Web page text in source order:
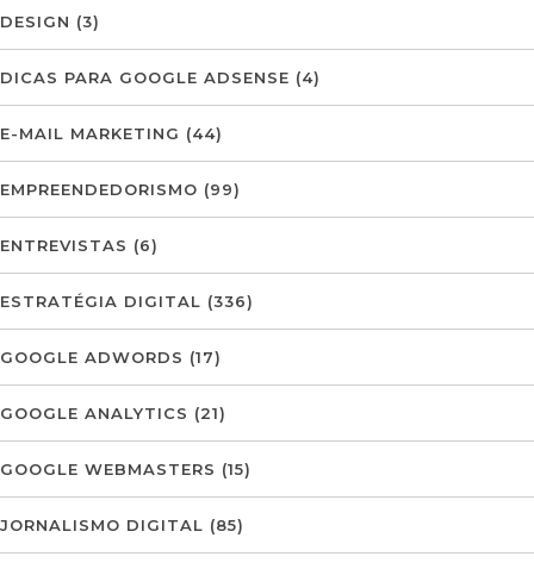
DESIGN (3)
DICAS PARA GOOGLE ADSENSE (4)
E-MAIL MARKETING (44)
EMPREENDEDORISMO (99)
ENTREVISTAS (6)
ESTRATÉGIA DIGITAL (336)
GOOGLE ADWORDS (17)
GOOGLE ANALYTICS (21)
GOOGLE WEBMASTERS (15)
JORNALISMO DIGITAL (85)